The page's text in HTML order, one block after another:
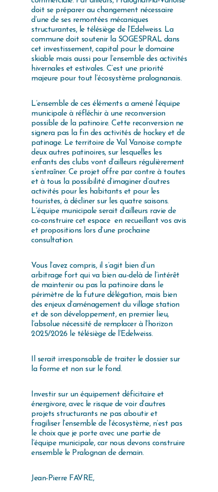
doit se préparer au changement nécessaire
d’une de ses remontées mécaniques
structurantes, le télésiège de l’Edelweiss. La
commune doit soutenir la SOGESPRAL dans
cet investissement, capital pour le domaine
skiable mais aussi pour l’ensemble des activités
hivernales et estivales. C’est une priorité
majeure pour tout l’écosystème pralognanais.
L’ensemble de ces éléments a amené l’équipe
municipale à réfléchir à une reconversion
possible de la patinoire. Cette reconversion ne
signera pas la fin des activités de hockey et de
patinage. Le territoire de Val Vanoise compte
deux autres patinoires, sur lesquelles les
enfants des clubs vont d’ailleurs régulièrement
s’entraîner. Ce projet offre par contre à toutes
et à tous la possibilité d’imaginer d’autres
activités pour les habitants et pour les
touristes, à décliner sur les quatre saisons.
L’équipe municipale serait d’ailleurs ravie de
co-construire cet espace en recueillant vos avis
et propositions lors d’une prochaine
consultation.
Vous l’avez compris, il s’agit bien d’un
arbitrage fort qui va bien au-delà de l’intérêt
de maintenir ou pas la patinoire dans le
périmètre de la future délégation, mais bien
des enjeux d’aménagement du village station
et de son développement, en premier lieu,
l’absolue nécessité de remplacer à l’horizon
2025/2026 le télésiège de l’Edelweiss.
Il serait irresponsable de traiter le dossier sur
la forme et non sur le fond.
Investir sur un équipement déficitaire et
énergivore, avec le risque de voir d’autres
projets structurants ne pas aboutir et
fragiliser l’ensemble de l’écosystème, n’est pas
le choix que je porte avec une partie de
l’équipe municipale, car nous devons construire
ensemble le Pralognan de demain.
Jean-Pierre FAVRE,